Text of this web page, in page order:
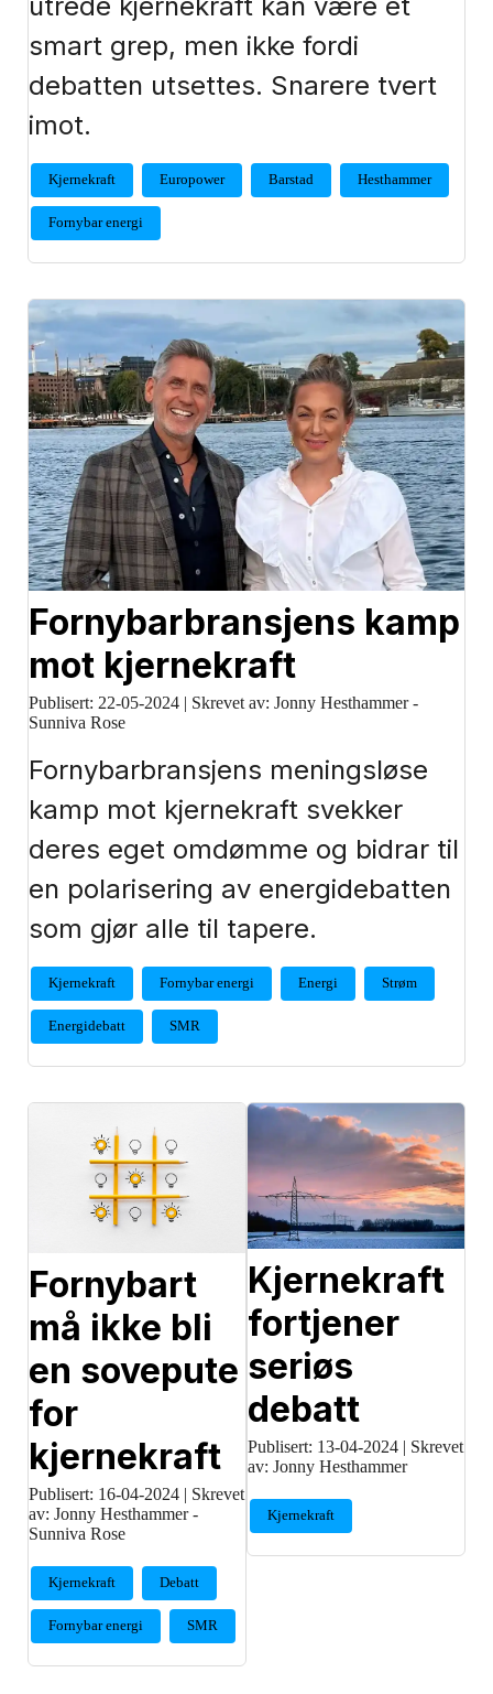
smart grep, men ikke fordi
debatten utsettes. Snarere tvert
imot.
Kjernekraft Europower Barstad Hesthammer
Fornybar energi
Fornybarbransjens kamp
mot kjernekraft
Publisert: 22-05-2024 | Skrevet av: Jonny Hesthammer -
Sunniva Rose
Fornybarbransjens meningsløse
kamp mot kjernekraft svekker
deres eget omdømme og bidrar til
en polarisering av energidebatten
som gjør alle til tapere.
Kjernekraft Fornybar energi Energi Strøm
Energidebatt SMR
Fornybart
må ikke bli
en sovepute
for
kjernekraft
Publisert: 16-04-2024 | Skrevet
av: Jonny Hesthammer -
Sunniva Rose
Kjernekraft Debatt
Fornybar energi SMR
Kjernekraft
fortjener
seriøs
debatt
Publisert: 13-04-2024 | Skrevet
av: Jonny Hesthammer
Kjernekraft